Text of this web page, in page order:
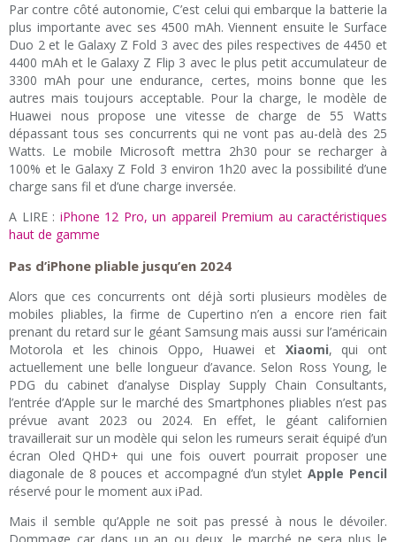
Par contre côté autonomie, C’est celui qui embarque la batterie la
plus importante avec ses 4500 mAh. Viennent ensuite le Surface
Duo 2 et le Galaxy Z Fold 3 avec des piles respectives de 4450 et
4400 mAh et le Galaxy Z Flip 3 avec le plus petit accumulateur de
3300 mAh pour une endurance, certes, moins bonne que les
autres mais toujours acceptable. Pour la charge, le modèle de
Huawei nous propose une vitesse de charge de 55 Watts
dépassant tous ses concurrents qui ne vont pas au-delà des 25
Watts. Le mobile Microsoft mettra 2h30 pour se recharger à
100% et le Galaxy Z Fold 3 environ 1h20 avec la possibilité d’une
charge sans fil et d’une charge inversée.
A LIRE : iPhone 12 Pro, un appareil Premium au caractéristiques
haut de gamme
Pas d’iPhone pliable jusqu’en 2024
Alors que ces concurrents ont déjà sorti plusieurs modèles de
mobiles pliables, la firme de Cupertino n’en a encore rien fait
prenant du retard sur le géant Samsung mais aussi sur l’américain
Motorola et les chinois Oppo, Huawei et Xiaomi, qui ont
actuellement une belle longueur d’avance. Selon Ross Young, le
PDG du cabinet d’analyse Display Supply Chain Consultants,
l’entrée d’Apple sur le marché des Smartphones pliables n’est pas
prévue avant 2023 ou 2024. En effet, le géant californien
travaillerait sur un modèle qui selon les rumeurs serait équipé d’un
écran Oled QHD+ qui une fois ouvert pourrait proposer une
diagonale de 8 pouces et accompagné d’un styletApple Pencil
réservé pour le moment aux iPad.
Mais il semble qu’Apple ne soit pas pressé à nous le dévoiler.